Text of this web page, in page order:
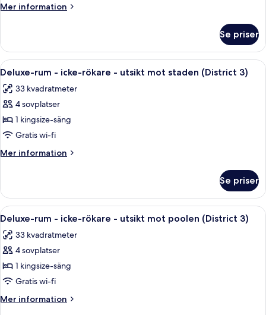
1
säng
rökare
(District
3)
Mer information
Mer
rum
1
säng
(District
3)
Se priser
Öppna
alla
foton
för
Deluxe-
rum
-
icke-
-
utsikt
mot
staden
(District
3)
Ett modernt hotellrum med en stor
7
Deluxe-rum - icke-rökare - utsikt mot staden (District 3)
33 kvadratmeter
4 sovplatser
1 kingsize-säng
Gratis wi-fi
Mer information
Mer
rum
icke-
utsikt
staden
(District
Se priser
Öppna
alla
foton
för
Deluxe-
rum
-
icke-
Ett modernt hotellrum med en stor
6
Deluxe-rum - icke-rökare - utsikt mot poolen (District 3)
33 kvadratmeter
4 sovplatser
1 kingsize-säng
Gratis wi-fi
Mer information
Mer